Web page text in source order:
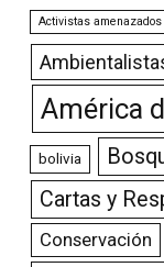
Activistas amenazados
América
bolivia
Cartas y
Conservación